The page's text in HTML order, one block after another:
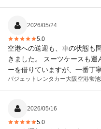
2026/05/24
5.0
空港への送迎も、車の状態も
きました。 スーツケースも運
ーを借りていますが、一番丁
になりました。
バジェットレンタカー大阪空港蛍
2026/05/16
5.0